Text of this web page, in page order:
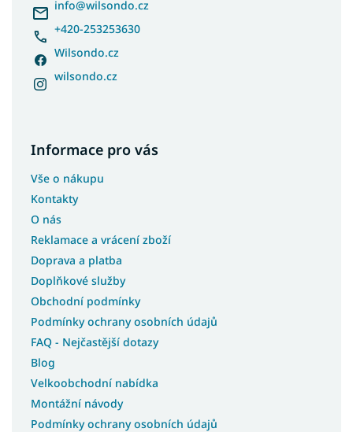
info@wilsondo.cz
+420-253253630
Wilsondo.cz
wilsondo.cz
Informace pro vás
Vše o nákupu
Kontakty
O nás
Reklamace a vrácení zboží
Doprava a platba
Doplňkové služby
Obchodní podmínky
Podmínky ochrany osobních údajů
FAQ - Nejčastější dotazy
Blog
Velkoobchodní nabídka
Montážní návody
Podmínky ochrany osobních údajů